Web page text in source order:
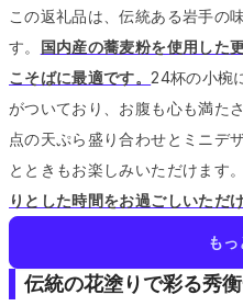
この返礼品は、伝統ある岩手の
す。 国内産の蕎麦粉を使用した
こそばに最適です。 24杯の小椀
がついており、お腹も心も満た
点の天ぷら盛り合わせとミニデ
とときもお楽しみいただけます
りとした時間をお過ごしいただ
もっ
伝統の花塗りで彩る秀